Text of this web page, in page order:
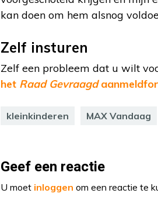
kan doen om hem alsnog
Zelf insturen
Zelf een probleem dat u wilt
het Raad Gevraagd
kleinkinderen MAX Vandaag
Geef een reactie
U moet inloggen om een reactie te